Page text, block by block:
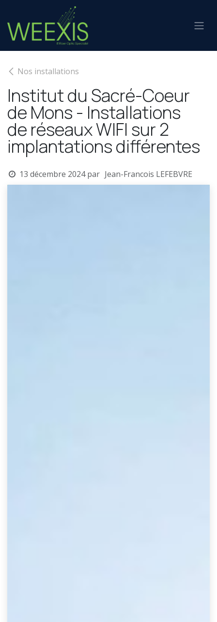
Se rendre au contenu
Nos installations
Institut du Sacré-Coeur
de Mons - Installations
de réseaux WIFI sur 2
implantations différentes
13 décembre 2024 par Jean-Francois LEFEBVRE